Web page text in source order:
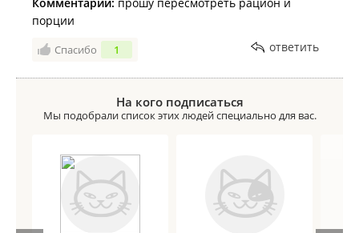
порции
Спасибо 1 ответить
На кого подписаться
Мы подобрали список этих людей специально для вас.